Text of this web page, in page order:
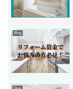
Blog